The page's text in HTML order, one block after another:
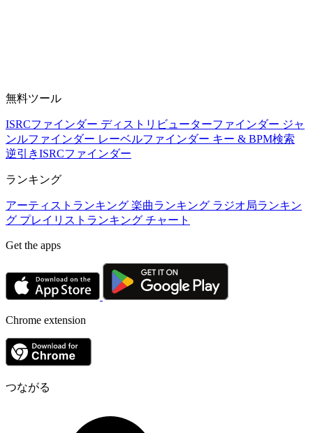
無料ツール
ISRCファインダー ディストリビューターファインダー ジャ
ンルファインダー レーベルファインダー キー & BPM検索
逆引きISRCファインダー
ランキング
アーティストランキング 楽曲ランキング ラジオ局ランキン
グ プレイリストランキング チャート
Get the apps
Chrome extension
つながる